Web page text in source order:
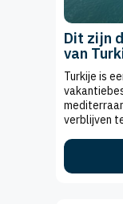
Dit zijn
van
Turkije is
verblijven